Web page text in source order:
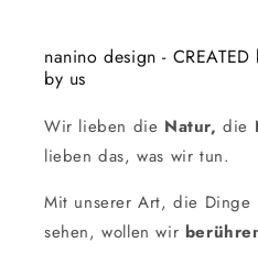
nanino design -
by us
Wir lieben die Natur, die
lieben das, was wir tun.
Mit unserer Art, die Dinge
sehen, wollen wir